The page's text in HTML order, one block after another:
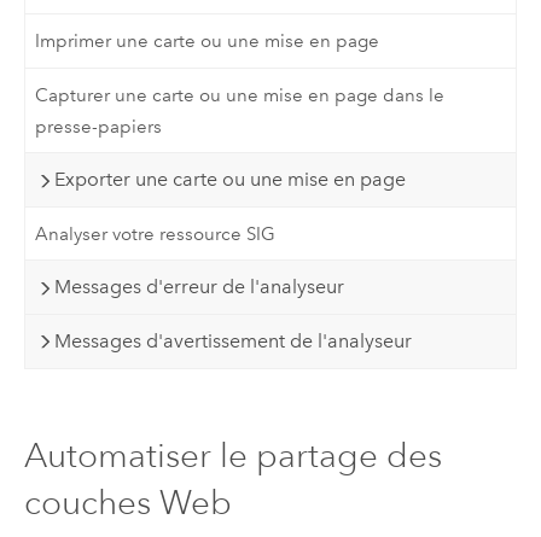
Imprimer une carte ou une mise en page
Capturer une carte ou une mise en page dans le
presse-papiers
Exporter une carte ou une mise en page
Analyser votre ressource SIG
Messages d'erreur de l'analyseur
Messages d'avertissement de l'analyseur
Automatiser le partage des
couches Web